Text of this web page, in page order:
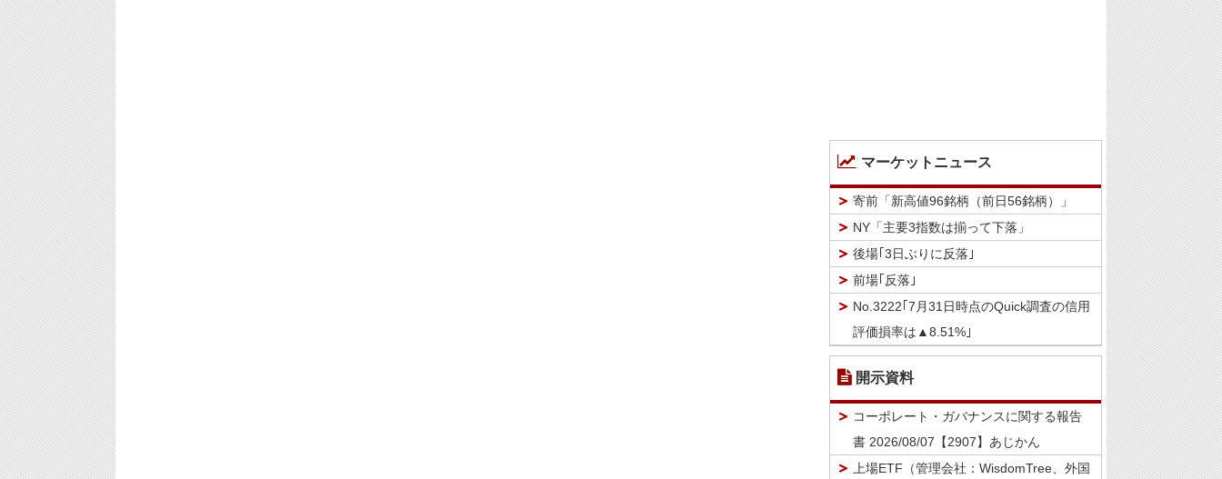
マーケットニュース
寄前「新高値96銘柄（前日56銘柄）」
NY「主要3指数は揃って下落」
後場｢3日ぶりに反落｣
前場｢反落｣
No.3222｢7月31日時点のQuick調査の信用
評価損率は▲8.51%｣
開示資料
コーポレート・ガバナンスに関する報告
書 2026/08/07【2907】あじかん
上場ETF（管理会社：WisdomTree、外国